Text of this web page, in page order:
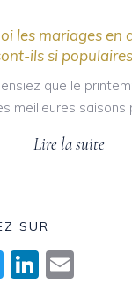
les mariages en
ils si
que le
meilleures saisons
Lire la suite
SUR
TwitterLinkedIn